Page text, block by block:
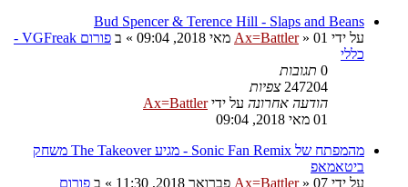
Bud Spencer & Terence Hill - Slaps and Beans
על ידי
Ax=Battler» 01 מאי 2018, 09:04 » ב
פורום VGFreak -
כללי
0 תגובות
247204 צפיות
הודעה אחרונה על ידיAx=Battler
01 מאי 2018, 09:04
מהמפתח של Sonic Fan Remix - מגיע The Takeover משחק
ביטאמאפ
על ידי
Ax=Battler» 07 פברואר 2018, 11:30 » ב פורום